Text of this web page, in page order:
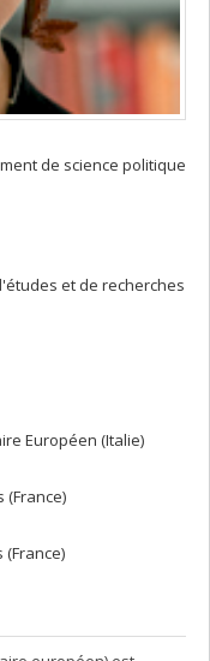
de science politique
et de recherches
Européen (Italie)
(France)
(France)